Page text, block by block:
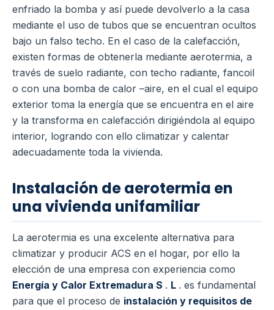
enfriado la bomba y así puede devolverlo a la casa
mediante el uso de tubos que se encuentran ocultos
bajo un falso techo. En el caso de la calefacción,
existen formas de obtenerla mediante aerotermia, a
través de suelo radiante, con techo radiante, fancoil
o con una bomba de calor –aire, en el cual el equipo
exterior toma la energía que se encuentra en el aire
y la transforma en calefacción dirigiéndola al equipo
interior, logrando con ello climatizar y calentar
adecuadamente toda la vivienda.
Instalación de aerotermia en
una vivienda unifamiliar
La aerotermia es una excelente alternativa para
climatizar y producir ACS en el hogar, por ello la
elección de una empresa con experiencia como
Energía y Calor Extremadura S . L . es fundamental
para que el proceso de instalación y requisitos de